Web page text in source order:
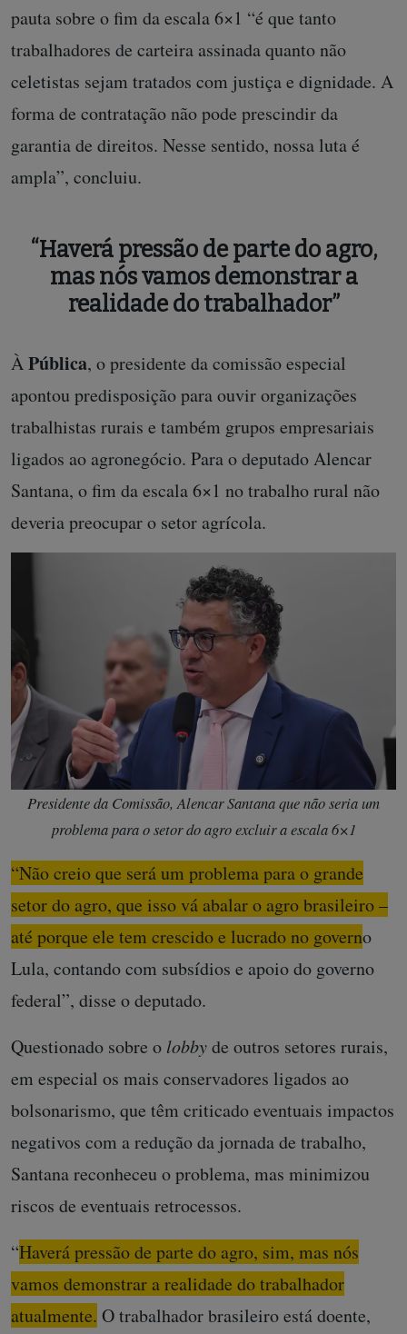
pauta sobre o fim da escala 6×1 “é que tanto
trabalhadores de carteira assinada quanto não
celetistas sejam tratados com justiça e dignidade. A
forma de contratação não pode prescindir da
garantia de direitos. Nesse sentido, nossa luta é
ampla”, concluiu.
“Haverá pressão de parte do agro,
mas nós vamos demonstrar a
realidade do trabalhador”
ÀPública, o presidente da comissão especial
apontou predisposição para ouvir organizações
trabalhistas rurais e também grupos empresariais
ligados ao agronegócio. Para o deputado Alencar
Santana, o fim da escala 6×1 no trabalho rural não
deveria preocupar o setor agrícola.
Presidente da Comissão, Alencar Santana que não seria um
problema para o setor do agro excluir a escala 6×1
“Não creio que será um problema para o grande
setor do agro, que isso vá abalar o agro brasileiro –
até porque ele tem crescido e lucrado no governo
Lula, contando com subsídios e apoio do governo
federal”, disse o deputado.
Questionado sobre o lobbyde outros setores rurais,
em especial os mais conservadores ligados ao
bolsonarismo, que têm criticado eventuais impactos
negativos com a redução da jornada de trabalho,
Santana reconheceu o problema, mas minimizou
riscos de eventuais retrocessos.
“Haverá pressão de parte do agro, sim, mas nós
vamos demonstrar a realidade do trabalhador
atualmente. O trabalhador brasileiro está doente,